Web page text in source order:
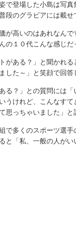
で登場した小島は写真
段のグラビアには載
が高いのはあれなん
の１０代こんな感じ
がある？」と聞かれる
した～」と笑顔で回答
る？」との質問には「
うけれど、こんなす
思っちゃいました」と
で多くのスポーツ選手
と「私、一般の人が